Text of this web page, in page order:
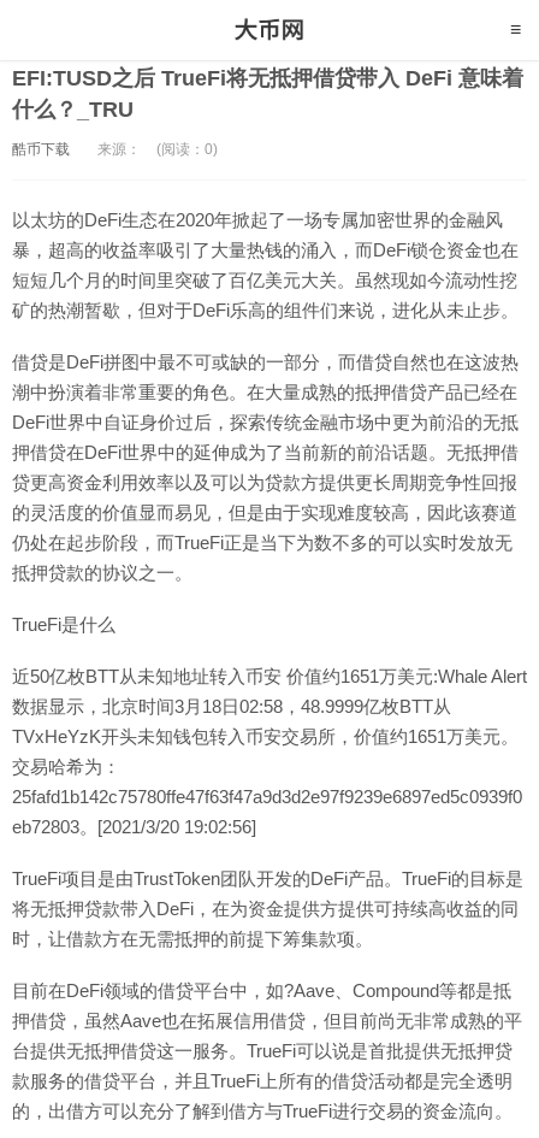
EFI:TUSD之后 TrueFi将无抵押借贷带入 DeFi 意味着
什么？_TRU
酷币下载 来源： (阅读：0)
以太坊的DeFi生态在2020年掀起了一场专属加密世界的金融风
暴，超高的收益率吸引了大量热钱的涌入，而DeFi锁仓资金也在
短短几个月的时间里突破了百亿美元大关。虽然现如今流动性挖
矿的热潮暂歇，但对于DeFi乐高的组件们来说，进化从未止步。
借贷是DeFi拼图中最不可或缺的一部分，而借贷自然也在这波热
潮中扮演着非常重要的角色。在大量成熟的抵押借贷产品已经在
DeFi世界中自证身价过后，探索传统金融市场中更为前沿的无抵
押借贷在DeFi世界中的延伸成为了当前新的前沿话题。无抵押借
贷更高资金利用效率以及可以为贷款方提供更长周期竞争性回报
的灵活度的价值显而易见，但是由于实现难度较高，因此该赛道
仍处在起步阶段，而TrueFi正是当下为数不多的可以实时发放无
抵押贷款的协议之一。
TrueFi是什么
近50亿枚BTT从未知地址转入币安 价值约1651万美元:Whale Alert
数据显示，北京时间3月18日02:58，48.9999亿枚BTT从
TVxHeYzK开头未知钱包转入币安交易所，价值约1651万美元。
交易哈希为：
25fafd1b142c75780ffe47f63f47a9d3d2e97f9239e6897ed5c0939f0
eb72803。[2021/3/20 19:02:56]
TrueFi项目是由TrustToken团队开发的DeFi产品。TrueFi的目标是
将无抵押贷款带入DeFi，在为资金提供方提供可持续高收益的同
时，让借款方在无需抵押的前提下筹集款项。
目前在DeFi领域的借贷平台中，如?Aave、Compound等都是抵
押借贷，虽然Aave也在拓展信用借贷，但目前尚无非常成熟的平
台提供无抵押借贷这一服务。TrueFi可以说是首批提供无抵押贷
款服务的借贷平台，并且TrueFi上所有的借贷活动都是完全透明
的，出借方可以充分了解到借方与TrueFi进行交易的资金流向。